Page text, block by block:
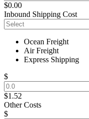
$0.00
Inbound Shipping Cost
Ocean Freight
Air Freight
Express Shipping
$
$1.52
Other Costs
$